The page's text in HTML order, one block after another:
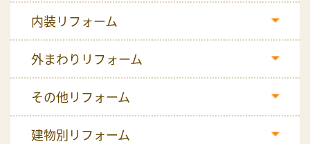
内装リフォーム
外まわりリフォーム
その他リフォーム
建物別リフォーム